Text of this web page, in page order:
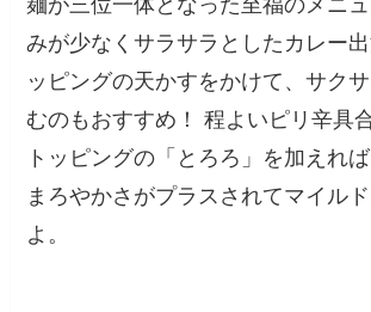
みが少なくサラサラとしたカレー
ッピングの天かすをかけて、サク
むのもおすすめ！ 程よいピリ辛具
トッピングの「とろろ」を加えれ
まろやかさがプラスされてマイル
よ。